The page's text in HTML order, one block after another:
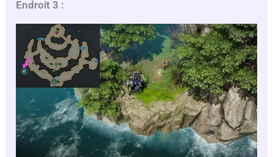
Endroit 3 :